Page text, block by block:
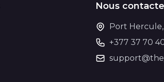
Nous
Port
+377 37 70